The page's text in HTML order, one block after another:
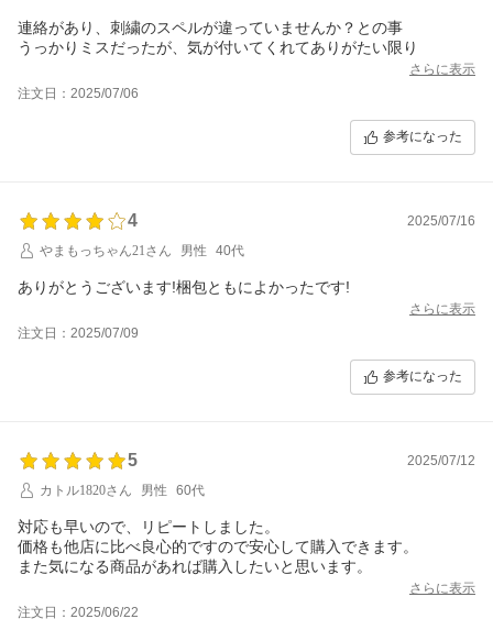
連絡があり、刺繍のスペルが違っていませんか？との事
うっかりミスだったが、気が付いてくれてありがたい限り
さらに表示
注文日：2025/07/06
参考になった
4
2025/07/16
やまもっちゃん21さん
男性 40代
ありがとうございます!梱包ともによかったです!
さらに表示
注文日：2025/07/09
参考になった
5
2025/07/12
カトル1820さん
男性 60代
対応も早いので、リピートしました。
価格も他店に比べ良心的ですので安心して購入できます。
また気になる商品があれば購入したいと思います。
さらに表示
注文日：2025/06/22